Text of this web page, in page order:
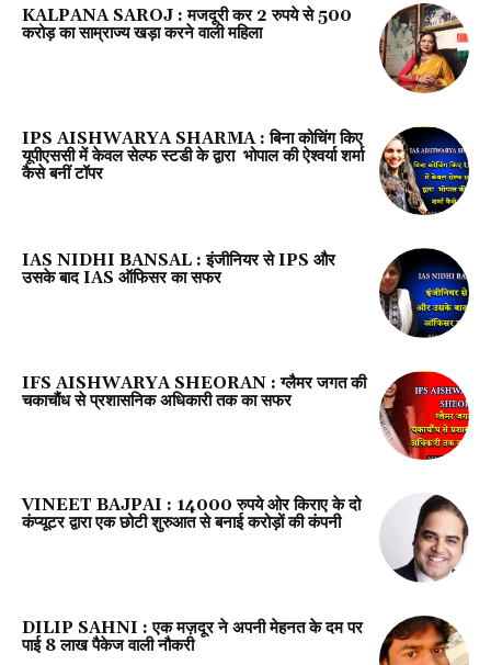
KALPANA SAROJ : मजदूरी कर 2 रुपये से 500
करोड़ का साम्राज्य खड़ा करने वाली महिला
IPS AISHWARYA SHARMA : बिना कोचिंग किए
यूपीएससी में केवल सेल्फ स्टडी के द्वारा भोपाल की ऐश्वर्या शर्मा
कैसे बनीं टॉपर
IAS NIDHI BANSAL : इंजीनियर से IPS और
उसके बाद IAS ऑफिसर का सफर
IFS AISHWARYA SHEORAN : ग्लैमर जगत की
चकाचौंध से प्रशासनिक अधिकारी तक का सफर
VINEET BAJPAI : 14000 रुपये ओर किराए के दो
कंप्यूटर द्वारा एक छोटी शुरुआत से बनाई करोड़ों की कंपनी
DILIP SAHNI : एक मज़दूर ने अपनी मेहनत के दम पर
पाई 8 लाख पैकेज वाली नौकरी